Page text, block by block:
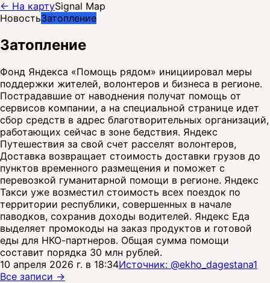
← На картуSignal Map
НовостьЗатопление
Затопление
Фонд Яндекса «Помощь рядом» инициировал меры
поддержки жителей, волонтеров и бизнеса в регионе.
Пострадавшие от наводнения получат помощь от
сервисов компании, а на специальной странице идет
сбор средств в адрес благотворительных организаций,
работающих сейчас в зоне бедствия. Яндекс
Путешествия за свой счет расселят волонтеров,
Доставка возвращает стоимость доставки грузов до
пунктов временного размещения и поможет с
перевозкой гуманитарной помощи в регионе. Яндекс
Такси уже возместил стоимость всех поездок по
территории республики, совершенных в начале
паводков, сохранив доходы водителей. Яндекс Еда
выделяет промокоды на заказ продуктов и готовой
еды для НКО-партнеров. Общая сумма помощи
составит порядка 30 млн рублей.
10 апреля 2026 г. в 18:34Источник: @ekho_dagestana1
Все записи →